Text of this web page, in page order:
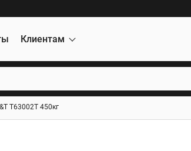
Клиентам
T63002T 450кг